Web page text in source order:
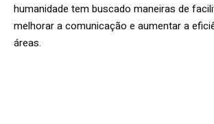
humanidade tem buscado maneiras de
melhorar a comunicação e aumentar a
áreas.